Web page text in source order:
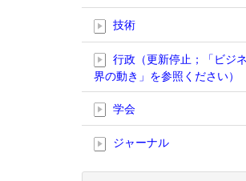
技術
行政（更新停止；「ビジ
界の動き」を参照ください）
学会
ジャーナル